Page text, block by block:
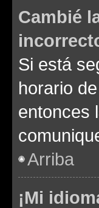
Cambié
Si está
horario
entonces
Arriba
¡Mi